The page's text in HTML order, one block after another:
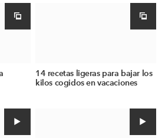
14 recetas ligeras para bajar los
kilos cogidos en vacaciones